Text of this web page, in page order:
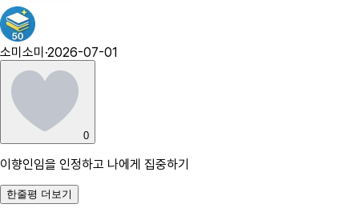
소미소미 ·2026-07-01
0
이향인임을 인정하고 나에게 집중하기
한줄평 더보기